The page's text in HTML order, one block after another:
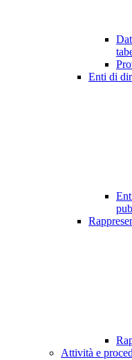
Enti di
Attività e